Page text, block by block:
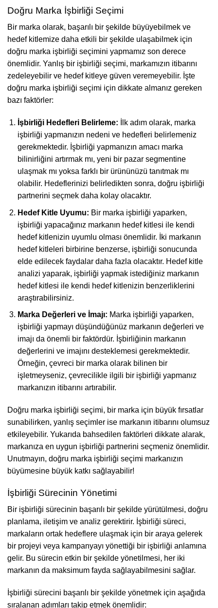
Doğru Marka İşbirliği Seçimi
Bir marka olarak, başarılı bir şekilde büyüyebilmek ve
hedef kitlemize daha etkili bir şekilde ulaşabilmek için
doğru marka işbirliği seçimini yapmamız son derece
önemlidir. Yanlış bir işbirliği seçimi, markamızın itibarını
zedeleyebilir ve hedef kitleye güven veremeyebilir. İşte
doğru marka işbirliği seçimi için dikkate almanız gereken
bazı faktörler:
İşbirliği Hedefleri Belirleme: İlk adım olarak, marka
işbirliği yapmanızın nedeni ve hedefleri belirlemeniz
gerekmektedir. İşbirliği yapmanızın amacı marka
bilinirliğini artırmak mı, yeni bir pazar segmentine
ulaşmak mı yoksa farklı bir ürününüzü tanıtmak mı
olabilir. Hedeflerinizi belirledikten sonra, doğru işbirliği
partnerini seçmek daha kolay olacaktır.
Hedef Kitle Uyumu: Bir marka işbirliği yaparken,
işbirliği yapacağınız markanın hedef kitlesi ile kendi
hedef kitlenizin uyumlu olması önemlidir. İki markanın
hedef kitleleri birbirine benzerse, işbirliği sonucunda
elde edilecek faydalar daha fazla olacaktır. Hedef kitle
analizi yaparak, işbirliği yapmak istediğiniz markanın
hedef kitlesi ile kendi hedef kitlenizin benzerliklerini
araştırabilirsiniz.
Marka Değerleri ve İmajı: Marka işbirliği yaparken,
işbirliği yapmayı düşündüğünüz markanın değerleri ve
imajı da önemli bir faktördür. İşbirliğinin markanın
değerlerini ve imajını desteklemesi gerekmektedir.
Örneğin, çevreci bir marka olarak bilinen bir
işletmeyseniz, çevrecilikle ilgili bir işbirliği yapmanız
markanızın itibarını artırabilir.
Doğru marka işbirliği seçimi, bir marka için büyük fırsatlar
sunabilirken, yanlış seçimler ise markanın itibarını olumsuz
etkileyebilir. Yukarıda bahsedilen faktörleri dikkate alarak,
markanıza en uygun işbirliği partnerini seçmeniz önemlidir.
Unutmayın, doğru marka işbirliği seçimi markanızın
büyümesine büyük katkı sağlayabilir!
İşbirliği Sürecinin Yönetimi
Bir işbirliği sürecinin başarılı bir şekilde yürütülmesi, doğru
planlama, iletişim ve analiz gerektirir. İşbirliği süreci,
markaların ortak hedeflere ulaşmak için bir araya gelerek
bir projeyi veya kampanyayı yönettiği bir işbirliği anlamına
gelir. Bu sürecin etkin bir şekilde yönetilmesi, her iki
markanın da maksimum fayda sağlayabilmesini sağlar.
İşbirliği sürecini başarılı bir şekilde yönetmek için aşağıda
sıralanan adımları takip etmek önemlidir: